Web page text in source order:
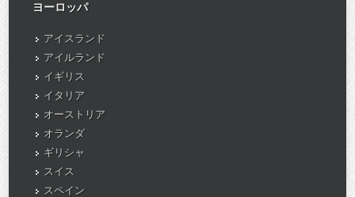
ヨーロッパ
アイスランド
アイルランド
イギリス
イタリア
オーストリア
オランダ
ギリシャ
スイス
スペイン